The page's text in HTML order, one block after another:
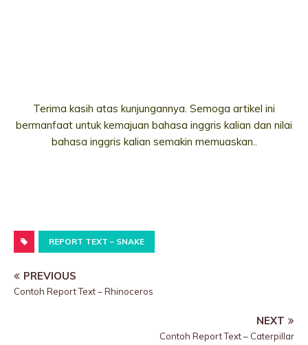
Terima kasih atas kunjungannya. Semoga artikel ini
bermanfaat untuk kemajuan bahasa inggris kalian dan nilai
bahasa inggris kalian semakin memuaskan..
REPORT TEXT – SNAKE
PREVIOUS
Contoh Report Text – Rhinoceros
NEXT
Contoh Report Text – Caterpillar